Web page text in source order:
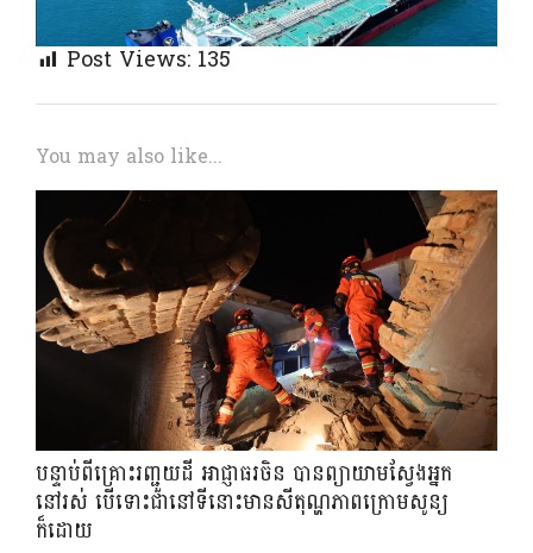
Post Views: 135
You may also like...
បន្ទាប់ពីគ្រោះរញ្ជួយដី អាជ្ញាធរចិន បានព្យាយាមស្វែងអ្នក
នៅរស់ បើទោះជានៅទីនោះមានសីតុណ្ហភាពក្រោមសូន្យ
ក៏ដោយ